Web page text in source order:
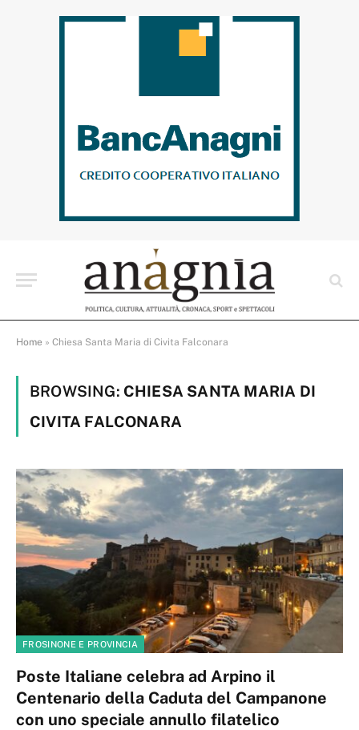
Home » Chiesa Santa Maria di Civita Falconara
BROWSING: CHIESA SANTA MARIA DI
CIVITA FALCONARA
FROSINONE E PROVINCIA
Poste Italiane celebra ad Arpino il
Centenario della Caduta del Campanone
con uno speciale annullo filatelico